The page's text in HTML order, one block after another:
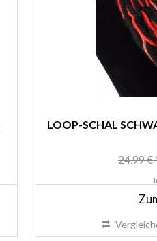
LOOP-SCHAL
24,99 €